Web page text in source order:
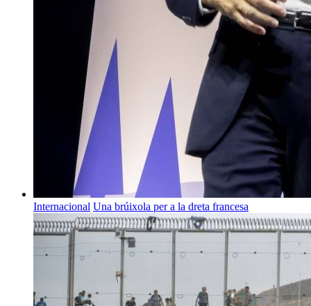
Internacional Una brúixola per a la dreta francesa